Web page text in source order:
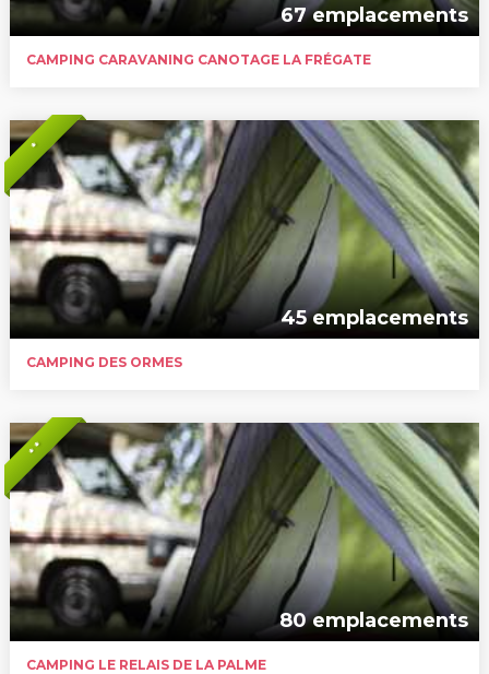
67 emplacements
CAMPING CARAVANING CANOTAGE LA FRÉGATE
*
45 emplacements
CAMPING DES ORMES
* *
80 emplacements
CAMPING LE RELAIS DE LA PALME